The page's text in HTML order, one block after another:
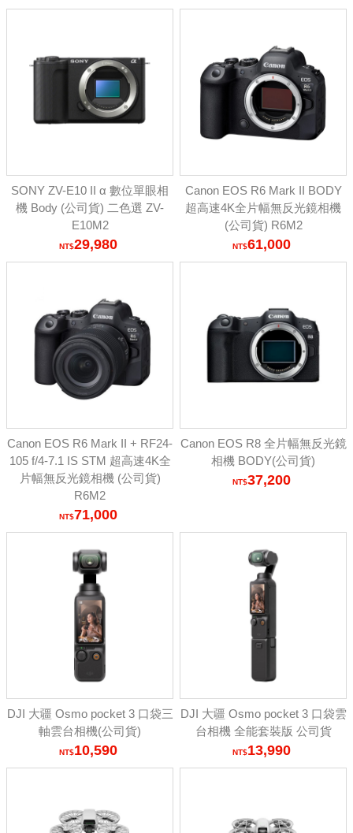
SONY ZV-E10 II α 數位單眼相
機 Body (公司貨) 二色選 ZV-
E10M2
29,980
Canon EOS R6 Mark II BODY
超高速4K全片幅無反光鏡相機
(公司貨) R6M2
61,000
Canon EOS R6 Mark II + RF24-
105 f/4-7.1 IS STM 超高速4K全
片幅無反光鏡相機 (公司貨)
R6M2
71,000
Canon EOS R8 全片幅無反光鏡
相機 BODY(公司貨)
37,200
DJI 大疆 Osmo pocket 3 口袋三
軸雲台相機(公司貨)
10,590
DJI 大疆 Osmo pocket 3 口袋雲
台相機 全能套裝版 公司貨
13,990